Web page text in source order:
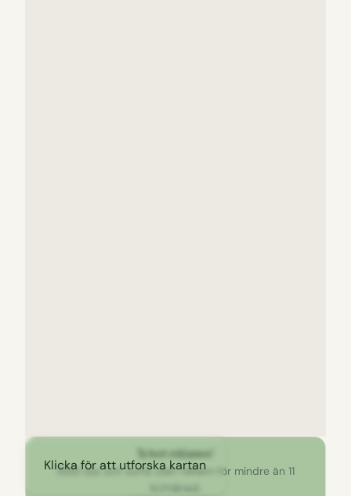
Klicka för att utforska kartan
Ta bort reklamen!
Stöd oss och surfa utan reklam för mindre än 11
kr/månad.